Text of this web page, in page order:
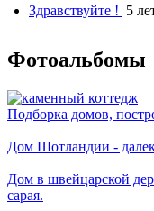
Здравствуйте ! 5
Фотоальбомы
Подборка домов,
Дом Шотландии -
Дом в швейцарской
сарая.